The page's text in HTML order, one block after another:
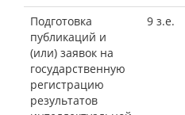
Подготовка
публикаций и
(или) заявок на
государственную
регистрацию
результатов
9 з.е.